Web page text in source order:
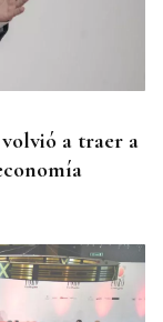
volvió a traer a